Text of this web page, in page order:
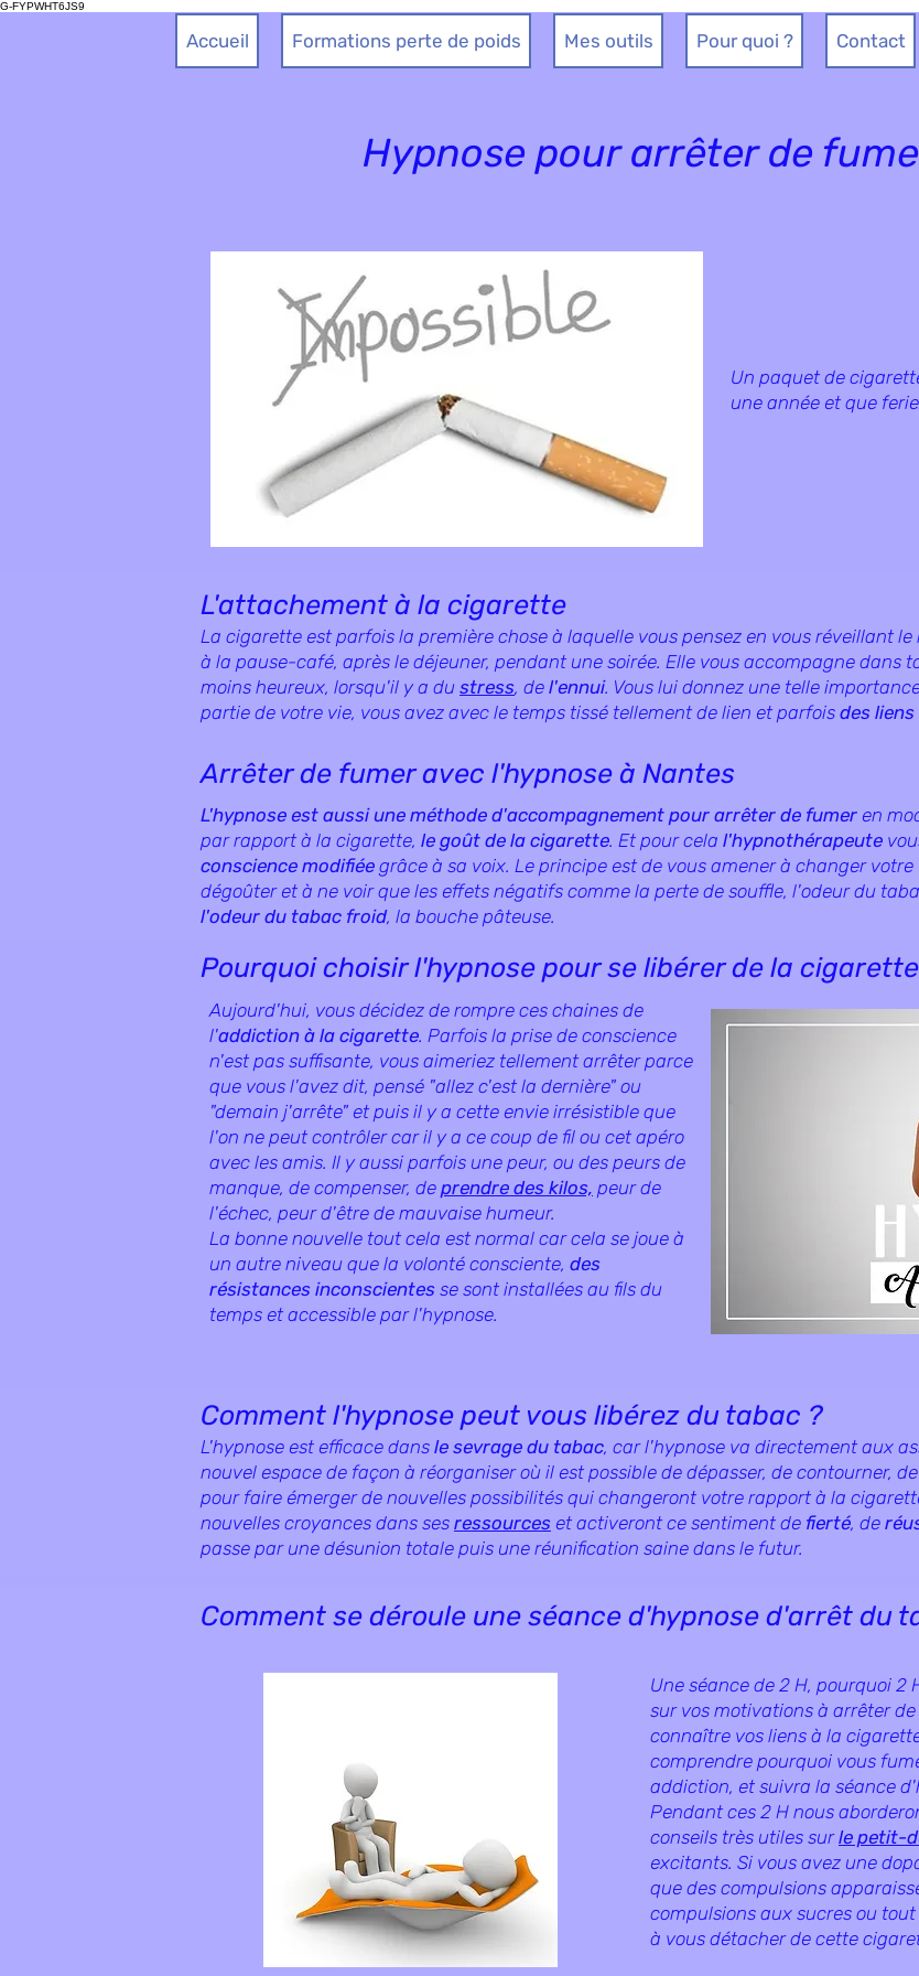
G-FYPWHT6JS9
Accueil Formations perte de poids Mes outils Pour quoi ? Contact
Hypnose pour arrêter de
Un paquet de
une année et que
L'attachement à la cigarette
La cigarette est parfois la première chose à laquelle vous pensez en vous réveillant le
à la pause-café, après le déjeuner, pendant une soirée. Elle vous accompagne dans
moins heureux, lorsqu'il y a du stress, de l'ennui. Vous lui donnez une telle
partie de votre vie, vous avez avec le temps tissé tellement de lien et parfois des
Arrêter de fumer avec l'hypnose à Nantes
L'hypnose est aussi une méthode d'accompagnement pour arrêter de fumer en
par rapport à la cigarette, le goût de la cigarette. Et pour cela l'hypnothérapeute
conscience modifiée grâce à sa voix. Le principe est de vous amener à changer
dégoûter et à ne voir que les effets négatifs comme la perte de souffle, l'odeur du
l'odeur du tabac froid, la bouche pâteuse.
Pourquoi choisir l'hypnose pour se libérer de la
Aujourd'hui, vous décidez de rompre ces chaines de
l'addiction à la cigarette. Parfois la prise de conscience
n'est pas suffisante, vous aimeriez tellement arrêter parce
que vous l'avez dit, pensé "allez c'est la dernière" ou
"demain j'arrête" et puis il y a cette envie irrésistible que
l'on ne peut contrôler car il y a ce coup de fil ou cet apéro
avec les amis. Il y aussi parfois une peur, ou des peurs de
manque, de compenser, de prendre des kilos, peur de
l'échec, peur d'être de mauvaise humeur.
La bonne nouvelle tout cela est normal car cela se joue à
un autre niveau que la volonté consciente, des
résistances inconscientes se sont installées au fils du
temps et accessible par l'hypnose.
Comment l'hypnose peut vous libérez du tabac ?
L'hypnose est efficace dans le sevrage du tabac, car l'hypnose va directement aux
nouvel espace de façon à réorganiser où il est possible de dépasser, de contourner,
pour faire émerger de nouvelles possibilités qui changeront votre rapport à la
nouvelles croyances dans ses ressources et activeront ce sentiment de fierté, de
passe par une désunion totale puis une réunification saine dans le futur.
Comment se déroule une séance d'hypnose d'arrêt du
Une séance de 2 H, pourquoi 2
sur vos motivations à arrêter
connaître vos liens à la
comprendre pourquoi vous
addiction, et suivra la séance
Pendant ces 2 H nous
conseils très utiles surle petit-
excitants. Si vous avez une
que des compulsions
compulsions aux sucres ou
à vous détacher de cette